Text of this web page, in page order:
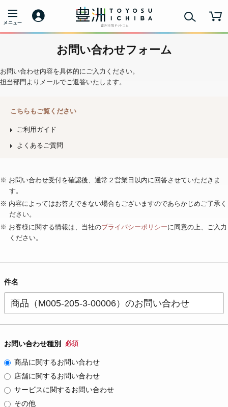
お問い合わせフォーム
お問い合わせ内容を具体的にご入力ください。
担当部門よりメールでご返答いたします。
こちらもご覧ください
ご利用ガイド
よくあるご質問
※ お問い合わせ受付を確認後、通常２営業日以内に回答させていただきま
す。
※ 内容によってはお答えできない場合もございますのであらかじめご了承く
ださい。
※ お客様に関する情報は、当社のプライバシーポリシーに同意の上、ご入力
ください。
件名
お問い合わせ種別 必須
商品に関するお問い合わせ
店舗に関するお問い合わせ
サービスに関するお問い合わせ
その他